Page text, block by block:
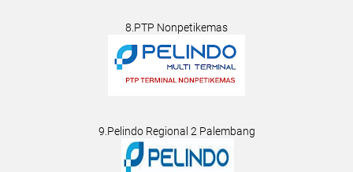
8.PTP Nonpetikemas
9.Pelindo Regional 2 Palembang